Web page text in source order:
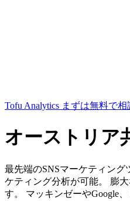
Tofu Analytics まずは無料で相
オーストリア
最先端のSNSマーケティン
ケティング分析が可能。 膨
す。 マッキンゼーやGoogle